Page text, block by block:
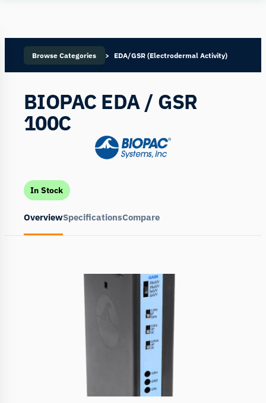
Browse Categories EDA/GSR (Electrodermal Activity)
BIOPAC EDA / GSR
100C
In Stock
OverviewSpecificationsCompare